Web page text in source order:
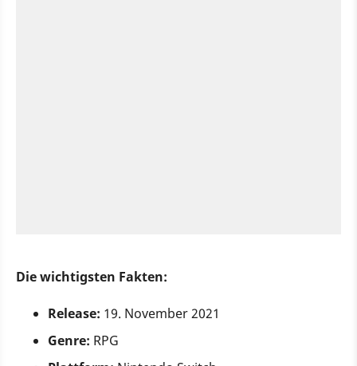
Die wichtigsten Fakten:
Release: 19. November 2021
Genre: RPG